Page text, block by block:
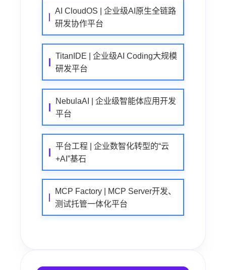
AI CloudOS | 企业级AI原生全链路
研发协作平台
TitanIDE | 企业级AI Coding大规模
研发平台
NebulaAI | 企业级智能体应用开发
平台
平台工程 | 企业数智化转型的“云
+AI”基石
MCP Factory | MCP Server开发、
测试托管一体化平台